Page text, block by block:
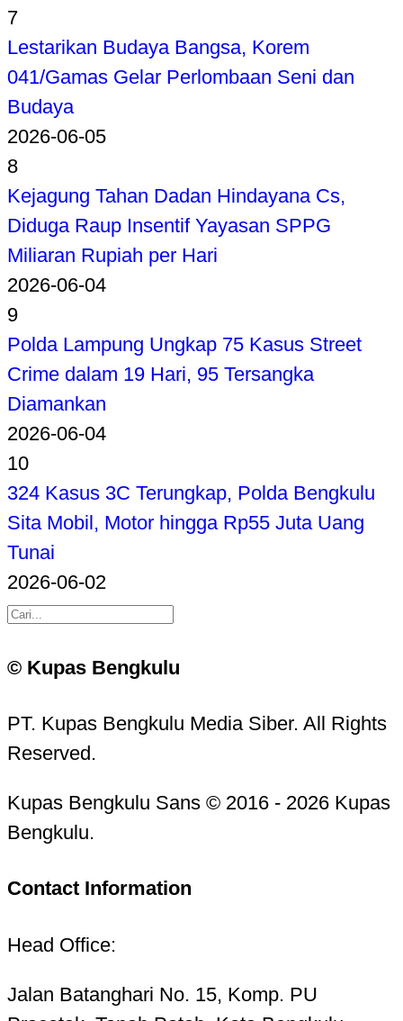
7
Lestarikan Budaya Bangsa, Korem
041/Gamas Gelar Perlombaan Seni dan
Budaya
2026-06-05
8
Kejagung Tahan Dadan Hindayana Cs,
Diduga Raup Insentif Yayasan SPPG
Miliaran Rupiah per Hari
2026-06-04
9
Polda Lampung Ungkap 75 Kasus Street
Crime dalam 19 Hari, 95 Tersangka
Diamankan
2026-06-04
10
324 Kasus 3C Terungkap, Polda Bengkulu
Sita Mobil, Motor hingga Rp55 Juta Uang
Tunai
2026-06-02
© Kupas Bengkulu
PT. Kupas Bengkulu Media Siber. All Rights
Reserved.
Kupas Bengkulu Sans © 2016 - 2026 Kupas
Bengkulu.
Contact Information
Head Office:
Jalan Batanghari No. 15, Komp. PU